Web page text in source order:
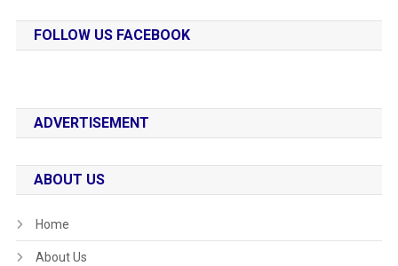
FOLLOW US FACEBOOK
ADVERTISEMENT
ABOUT US
Home
About Us